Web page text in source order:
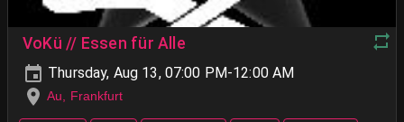
VoKü // Essen für Alle
Thursday, Aug 13, 07:00 PM-12:00 AM
Au, Frankfurt